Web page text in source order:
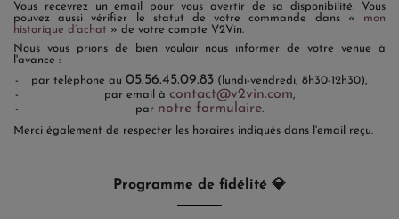
Vous recevrez un email pour vous avertir de sa disponibilité. Vous
pouvez aussi vérifier le statut de votre commande dans « mon
historique d’achat » de votre compte V2Vin.
Nous vous prions de bien vouloir nous informer de votre venue à
l'avance :
par téléphone au 05.56.45.09.83 (lundi-vendredi, 8h30-12h30),
par email à contact@v2vin.com,
par notre formulaire.
Merci également de respecter les horaires indiqués dans l'email reçu.
Programme de fidélité 💎